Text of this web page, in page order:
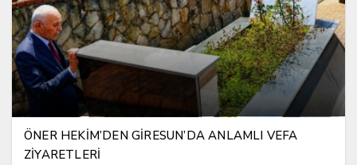
ÖNER HEKİM’DEN GİRESUN’DA ANLAMLI VEFA
ZİYARETLERİ